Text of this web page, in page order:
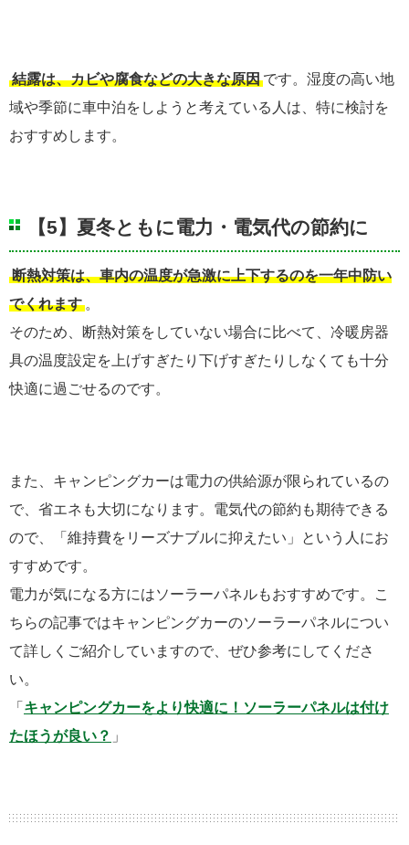
結露は、カビや腐食などの大きな原因 です。湿度の高い地
域や季節に車中泊をしようと考えている人は、特に検討を
おすすめします。
【5】夏冬ともに電力・電気代の節約に
断熱対策は、車内の温度が急激に上下するのを一年中防い
でくれます 。
そのため、断熱対策をしていない場合に比べて、冷暖房器
具の温度設定を上げすぎたり下げすぎたりしなくても十分
快適に過ごせるのです。
また、キャンピングカーは電力の供給源が限られているの
で、省エネも大切になります。電気代の節約も期待できる
ので、「維持費をリーズナブルに抑えたい」という人にお
すすめです。
電力が気になる方にはソーラーパネルもおすすめです。こ
ちらの記事ではキャンピングカーのソーラーパネルについ
て詳しくご紹介していますので、ぜひ参考にしてくださ
い。
「 キャンピングカーをより快適に！ソーラーパネルは付け
たほうが良い？ 」